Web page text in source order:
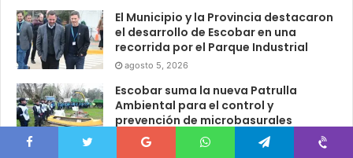
El Municipio y la Provincia destacaron
el desarrollo de Escobar en una
recorrida por el Parque Industrial
agosto 5, 2026
Escobar suma la nueva Patrulla
Ambiental para el control y
prevención de microbasurales
agosto 5, 2026